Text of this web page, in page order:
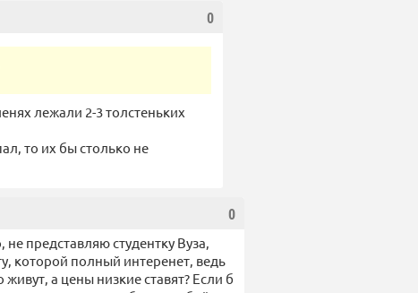
0
лежали 2-3 толстеньких
то их бы столько не
0
представляю студентку Вуза,
которой полный интеренет, ведь
а цены низкие ставят? Если б